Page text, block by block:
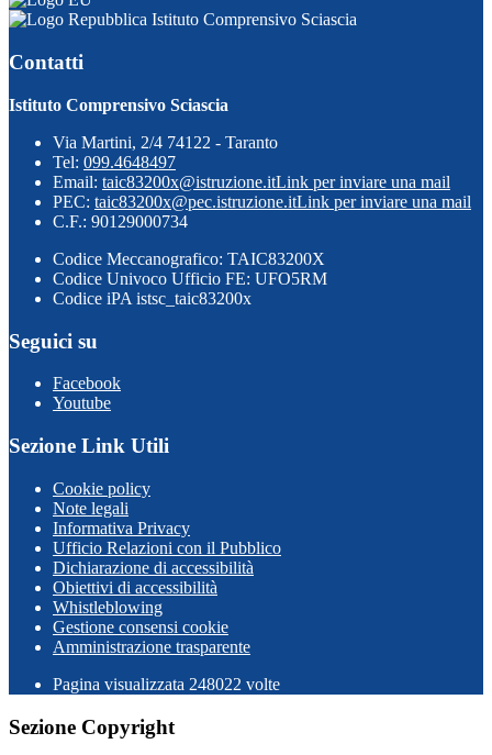
Istituto Comprensivo Sciascia
Contatti
Istituto Comprensivo Sciascia
Via Martini, 2/4 74122 - Taranto
Tel: 099.4648497
Email: taic83200x@istruzione.itLink per inviare una mail
PEC: taic83200x@pec.istruzione.itLink per inviare una mail
C.F.: 90129000734
Codice Meccanografico: TAIC83200X
Codice Univoco Ufficio FE: UFO5RM
Codice iPA istsc_taic83200x
Seguici su
Facebook
Youtube
Sezione Link Utili
Cookie policy
Note legali
Informativa Privacy
Ufficio Relazioni con il Pubblico
Dichiarazione di accessibilità
Obiettivi di accessibilità
Whistleblowing
Gestione consensi cookie
Amministrazione trasparente
Pagina visualizzata 248022 volte
Sezione Copyright